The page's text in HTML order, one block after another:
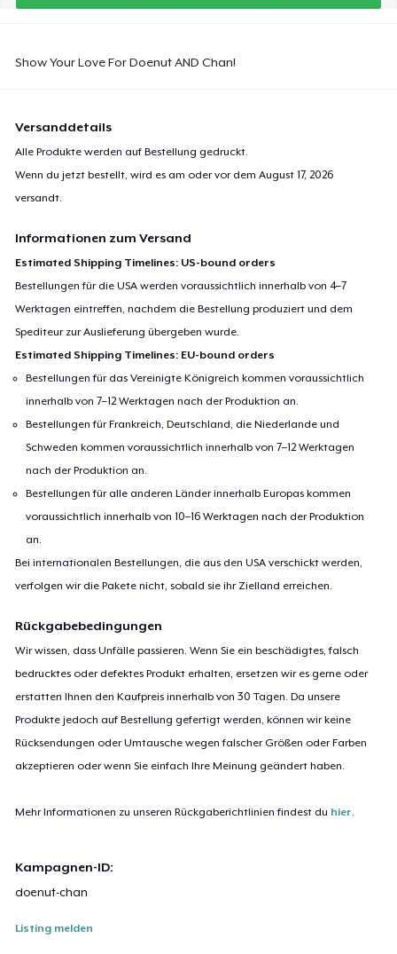
Show Your Love For Doenut AND Chan!
Versanddetails
Alle Produkte werden auf Bestellung gedruckt.
Wenn du jetzt bestellt, wird es am oder vor demAugust 17, 2026
versandt.
Informationen zum Versand
Estimated Shipping Timelines: US-bound orders
Bestellungen für die USA werden voraussichtlich innerhalb von 4–7
Werktagen eintreffen, nachdem die Bestellung produziert und dem
Spediteur zur Auslieferung übergeben wurde.
Estimated Shipping Timelines: EU-bound orders
Bestellungen für das Vereinigte Königreich kommen voraussichtlich
innerhalb von 7–12 Werktagen nach der Produktion an.
Bestellungen für Frankreich, Deutschland, die Niederlande und
Schweden kommen voraussichtlich innerhalb von 7–12 Werktagen
nach der Produktion an.
Bestellungen für alle anderen Länder innerhalb Europas kommen
voraussichtlich innerhalb von 10–16 Werktagen nach der Produktion
an.
Bei internationalen Bestellungen, die aus den USA verschickt werden,
verfolgen wir die Pakete nicht, sobald sie ihr Zielland erreichen.
Rückgabebedingungen
Wir wissen, dass Unfälle passieren. Wenn Sie ein beschädigtes, falsch
bedrucktes oder defektes Produkt erhalten, ersetzen wir es gerne oder
erstatten Ihnen den Kaufpreis innerhalb von 30 Tagen. Da unsere
Produkte jedoch auf Bestellung gefertigt werden, können wir keine
Rücksendungen oder Umtausche wegen falscher Größen oder Farben
akzeptieren oder wenn Sie einfach Ihre Meinung geändert haben.
Mehr Informationen zu unseren Rückgaberichtlinien findest du hier
Kampagnen-ID:
doenut-chan
Listing melden